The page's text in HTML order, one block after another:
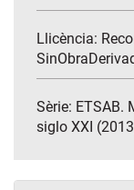
Llicència:
Sèrie: ETSAB.
siglo XXI